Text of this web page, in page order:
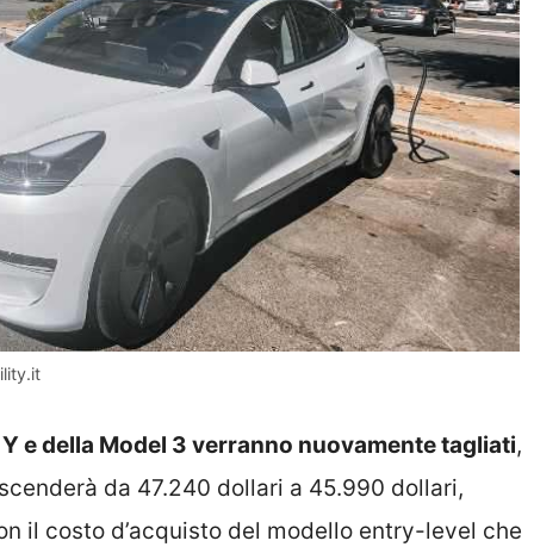
e della Model 3 verranno nuovamente tagliati,
da 47.240 dollari a 45.990 dollari,
il costo d’acquisto del modello entry-level che